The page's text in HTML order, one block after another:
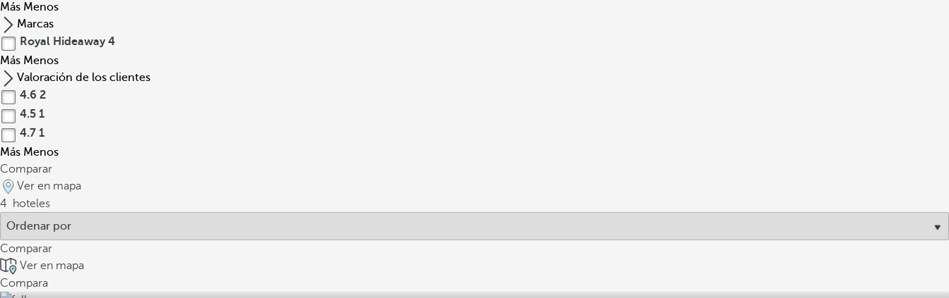
Más Menos
Marcas
Royal Hideaway 4
Más Menos
Valoración de los clientes
4.6 2
4.5 1
4.7 1
Más Menos
Comparar
Ver en mapa
4
hoteles
Comparar
Ver en mapa
Compara